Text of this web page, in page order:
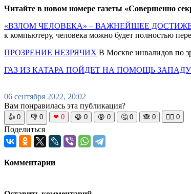
Читайте в новом номере газеты «Совершенно
«ВЗЛОМ ЧЕЛОВЕКА» – ВАЖНЕЙШЕЕ
к компьютеру, человека можно будет полностью
ПРОЗРЕНИЕ НЕЗРЯЧИХ В Москве инвалидов по
ГАЗ ИЗ КАТАРА ПОЙДЕТ НА ПОМОЩЬ
06 сентября 2022, 20:02
Вам понравилась эта публикация?
👍 0 👎 0 ❤ 0 😆 0 😡 0 🤔 0 🙈 0 🧘‍♀️ 0
Поделиться
Комментарии